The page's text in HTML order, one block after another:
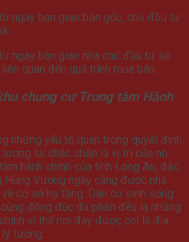
ngày bàn giao bản gốc, chủ đầu tư
ngày bàn giao nhà chủ đầu tư sẽ
quan đến quá trình mua bán.
chung cư Trung tâm Hành
những yếu tố quan trọng quyết định
lai chắc chắn là vị trí của nó.
hành chính của tỉnh Long An, đặc
Vương ngày càng được nhà
cơ sở hạ tầng. Dân cư sinh sống
đông đúc đa phần đều là những
vì thế nơi đây được coi là địa
tưởng.